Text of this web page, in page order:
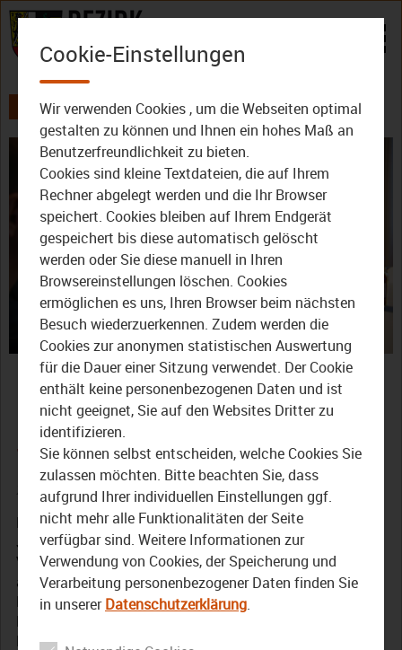
Zum Inhalt
AKTUELLES ALLE VIDEOS
Video
Bayreuth: Bezirk
Oberfranken stellt
Jahresprogramm vor
24. Januar 2024
Der Bezirk Oberfranken hat in seinem
Jahrespressegespräch über große Baumaßnahmen und
Veranstaltungen in diesem Jahr informiert. Unter
anderem stehen der Spatenstich für den ersren
Bauabschnitt am Bezirkklinikum Obermain an. Auch das
Familienfest beim Tag der Offenen Tür an den
Landwirtschaftflichen Lehranstalten soll wieder
Cookie-Einstellungen
Wir verwenden Cookies , um die Webseiten optimal
gestalten zu können und Ihnen ein hohes Maß an
Benutzerfreundlichkeit zu bieten.
Cookies sind kleine Textdateien, die auf Ihrem
Rechner abgelegt werden und die Ihr Browser
speichert. Cookies bleiben auf Ihrem Endgerät
gespeichert bis diese automatisch gelöscht
werden oder Sie diese manuell in Ihren
Browsereinstellungen löschen. Cookies
ermöglichen es uns, Ihren Browser beim nächsten
Besuch wiederzuerkennen. Zudem werden die
Cookies zur anonymen statistischen Auswertung
für die Dauer einer Sitzung verwendet. Der Cookie
enthält keine personenbezogenen Daten und ist
nicht geeignet, Sie auf den Websites Dritter zu
identifizieren.
Sie können selbst entscheiden, welche Cookies Sie
zulassen möchten. Bitte beachten Sie, dass
aufgrund Ihrer individuellen Einstellungen ggf.
nicht mehr alle Funktionalitäten der Seite
verfügbar sind. Weitere Informationen zur
Verwendung von Cookies, der Speicherung und
Verarbeitung personenbezogener Daten finden Sie
in unsererDatenschutzerklärung.